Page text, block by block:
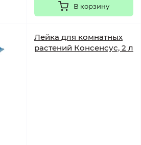
В корзину
Лейка для комнатных
растений Консенсус, 2 л